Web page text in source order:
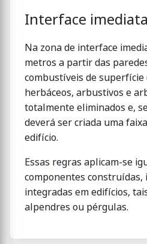
Interface imediata
Na zona de interface
metros a partir das
combustíveis de
herbáceos, arbustivos e
totalmente eliminados e,
deverá ser criada uma
edifício.
Essas regras aplicam-se
componentes construídas,
integradas em edifícios,
alpendres ou pérgulas.